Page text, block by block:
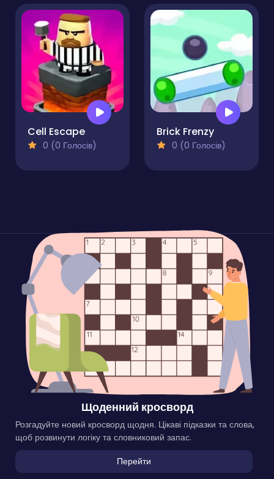
Cell Escape
0 (0 Голосів)
Brick Frenzy
0 (0 Голосів)
Щоденний кросворд
Розгадуйте новий кросворд щодня. Цікаві підказки та слова,
щоб розвинути логіку та словниковий запас.
Перейти